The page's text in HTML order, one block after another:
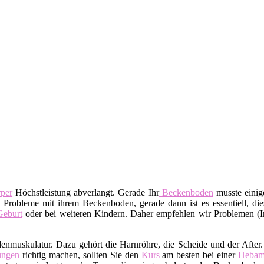
Höchstleistung abverlangt. Gerade IhrBeckenboden musste
mit ihrem Beckenboden, gerade dann ist es essentiell,
oder bei weiteren Kindern. Daher empfehlen wir Problemen
Dazu gehört die Harnröhre, die Scheide und der
richtig machen, sollten Sie den Kursam besten bei einer